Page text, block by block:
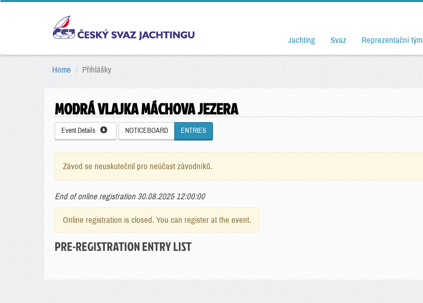
Jachting Svaz Reprezentační tým
Home Přihlášky
MODRÁ VLAJKA MÁCHOVA JEZERA
Event Details NOTICEBOARD ENTRIES
Závod se neuskutečnil pro neúčast závodníků.
End of online registration 30.08.2025 12:00:00
Online registration is closed. You can register at the event.
PRE-REGISTRATION ENTRY LIST